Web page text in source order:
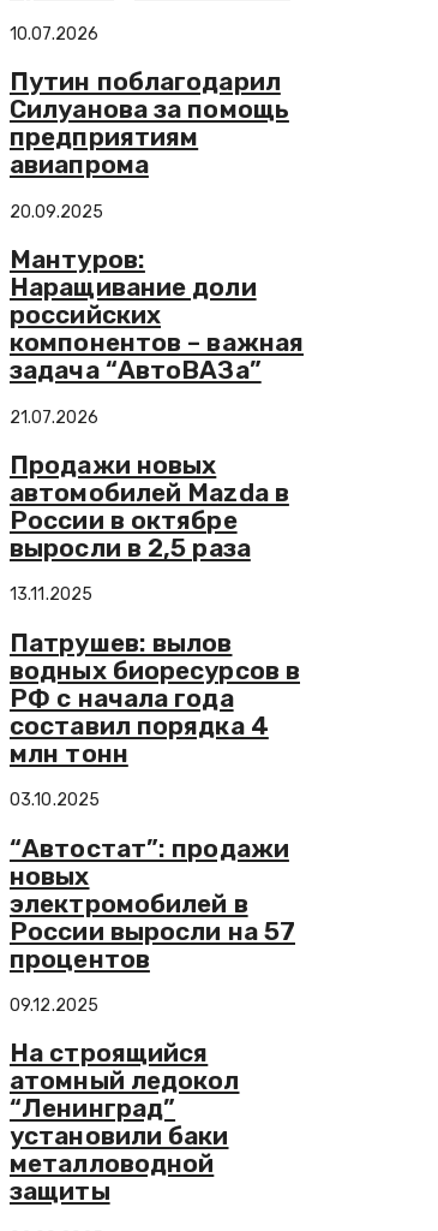
10.07.2026
Путин поблагодарил
Силуанова за помощь
предприятиям
авиапрома
20.09.2025
Мантуров:
Наращивание доли
российских
компонентов – важная
задача “АвтоВАЗа”
21.07.2026
Продажи новых
автомобилей Mazda в
России в октябре
выросли в 2,5 раза
13.11.2025
Патрушев: вылов
водных биоресурсов в
РФ с начала года
составил порядка 4
млн тонн
03.10.2025
“Автостат”: продажи
новых
электромобилей в
России выросли на 57
процентов
09.12.2025
На строящийся
атомный ледокол
“Ленинград”
установили баки
металловодной
защиты